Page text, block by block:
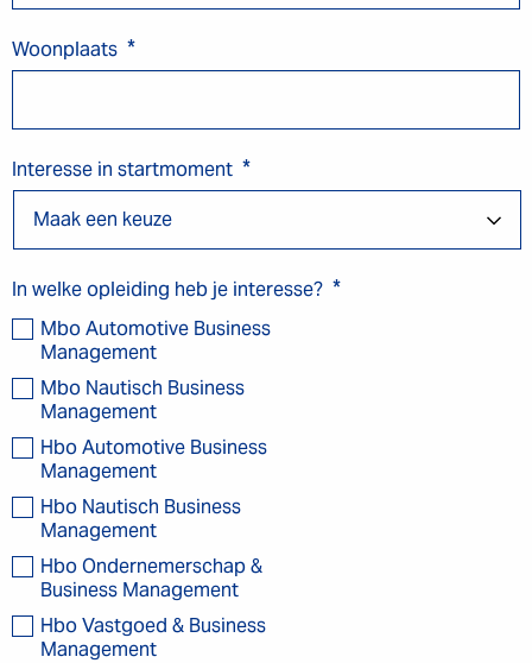
Woonplaats *
Interesse in startmoment *
In welke opleiding heb je interesse? *
Mbo Automotive Business
Management
Mbo Nautisch Business
Management
Hbo Automotive Business
Management
Hbo Nautisch Business
Management
Hbo Ondernemerschap &
Business Management
Hbo Vastgoed & Business
Management